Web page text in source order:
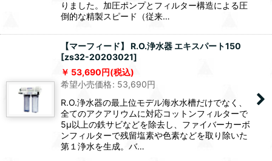
りました。加圧ポンプとフィルター構造による圧
倒的な精製スピード（従来…
【マーフィード】 R.O.浄水器 エキスパート150
[zs32-20203021]
53,690円(税込)
希望小売価格: 53,690円
R.O.浄水器の最上位モデル海水水槽だけでなく、
全てのアクアリウムに対応コットンフィルターで
5μ以上の鉄サビなどを除去し、ファイバーカーボ
ンフィルターで残留塩素や色素などを取り除いた
第１浄水を生成。バ…